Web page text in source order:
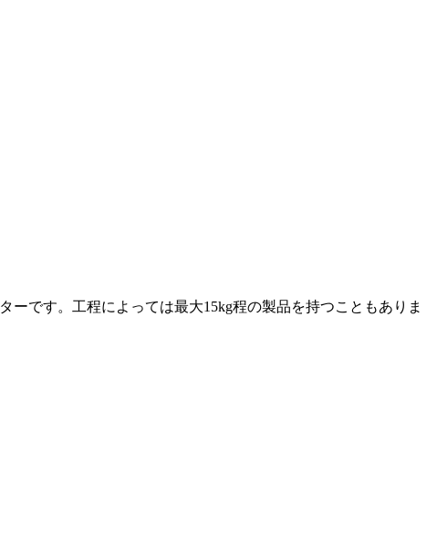
です。工程によっては最大15kg程の製品を持つこともありま